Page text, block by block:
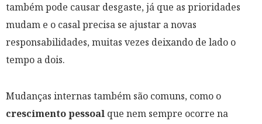
também pode causar desgaste, já que as prioridades
mudam e o casal precisa se ajustar a novas
responsabilidades, muitas vezes deixando de lado o
tempo a dois.
Mudanças internas também são comuns, como o
crescimento pessoal que nem sempre ocorre na